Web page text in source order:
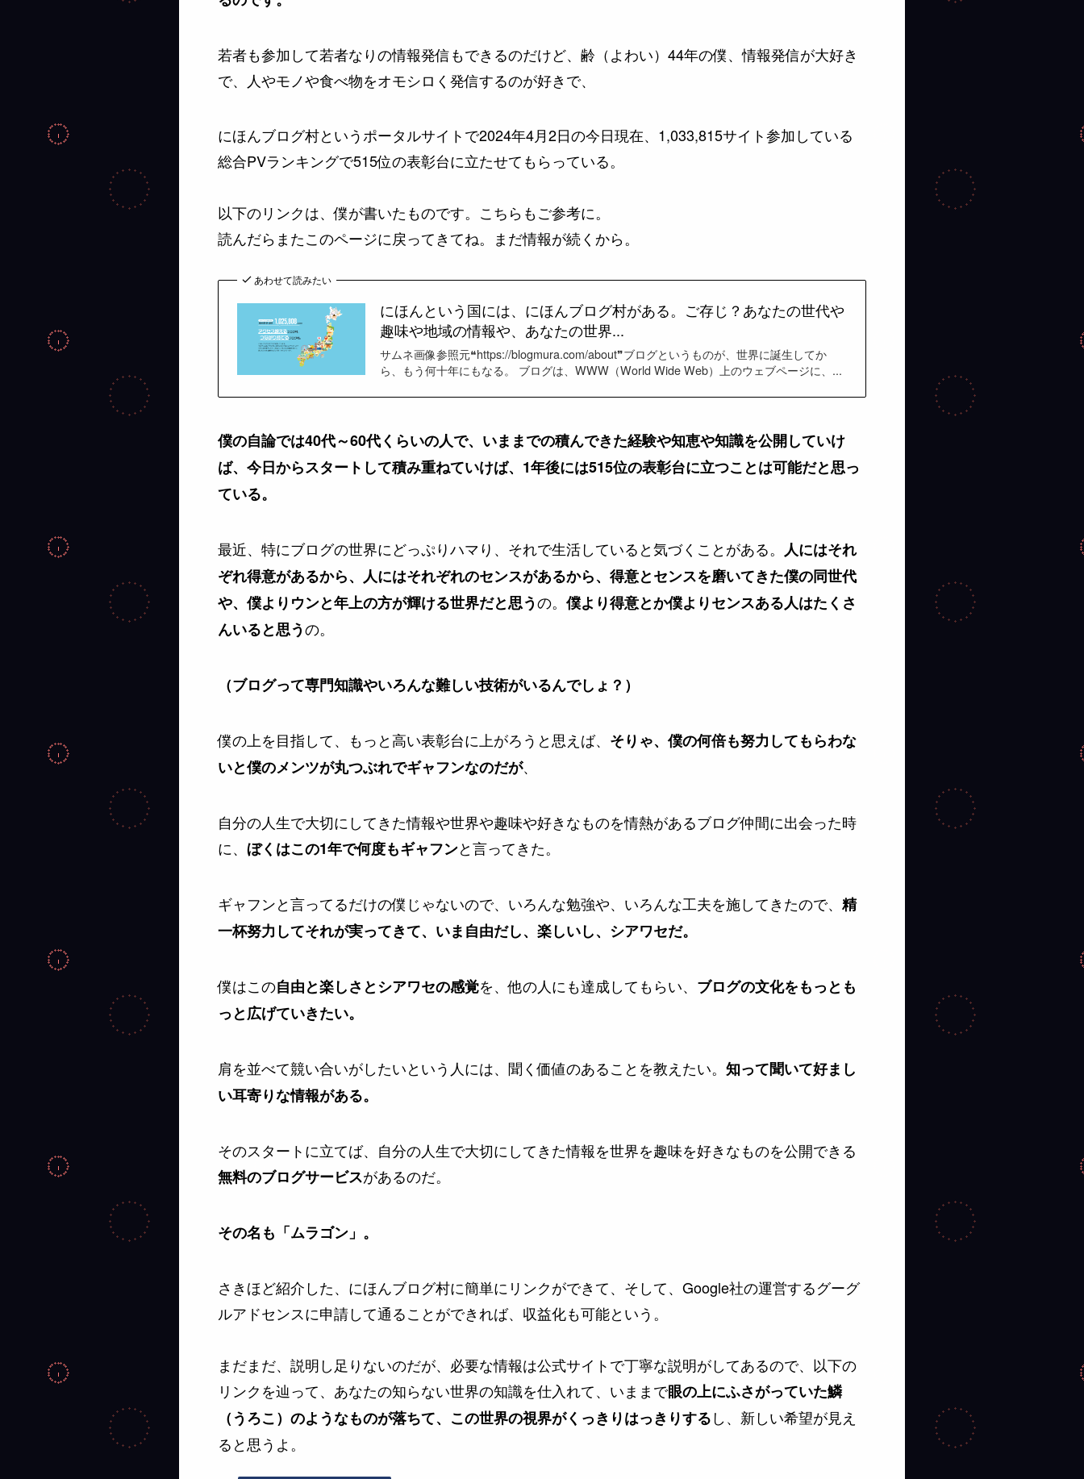
若者も参加して若者なりの情報発信もできるのだけど、齢（よわい）44年の僕、情報発信が大好き
で、人やモノや食べ物をオモシロく発信するのが好きで、
にほんブログ村というポータルサイトで2024年4月2日の今日現在、1,033,815サイト参加している
総合PVランキングで515位の表彰台に立たせてもらっている。
以下のリンクは、僕が書いたものです。こちらもご参考に。
読んだらまたこのページに戻ってきてね。まだ情報が続くから。
あわせて読みたい
にほんという国には、にほんブログ村がある。ご存じ？あなたの世代や
趣味や地域の情報や、あなたの世界...
サムネ画像参照元❝https://blogmura.com/about❞ブログというものが、世界に誕生してか
ら、もう何十年にもなる。 ブログは、WWW（World Wide Web）上のウェブページに、...
僕の自論では40代～60代くらいの人で、いままでの積んできた経験や知恵や知識を公開していけ
ば、今日からスタートして積み重ねていけば、1年後には515位の表彰台に立つことは可能だと思っ
ている。
最近、特にブログの世界にどっぷりハマり、それで生活していると気づくことがある。 人にはそれ
ぞれ得意があるから、人にはそれぞれのセンスがあるから、得意とセンスを磨いてきた僕の同世代
や、僕よりウンと年上の方が輝ける世界だと思うの。 僕より得意とか僕よりセンスある人はたくさ
んいると思うの。
（ブログって専門知識やいろんな難しい技術がいるんでしょ？）
僕の上を目指して、もっと高い表彰台に上がろうと思えば、 そりゃ、僕の何倍も努力してもらわな
いと僕のメンツが丸つぶれでギャフンなのだが、
自分の人生で大切にしてきた情報や世界や趣味や好きなものを情熱があるブログ仲間に出会った時
に、 ぼくはこの1年で何度もギャフンと言ってきた。
ギャフンと言ってるだけの僕じゃないので、いろんな勉強や、いろんな工夫を施してきたので、 精
一杯努力してそれが実ってきて、いま自由だし、楽しいし、シアワセだ。
僕はこの自由と楽しさとシアワセの感覚を、他の人にも達成してもらい、 ブログの文化をもっとも
っと広げていきたい。
肩を並べて競い合いがしたいという人には、聞く価値のあることを教えたい。 知って聞いて好まし
い耳寄りな情報がある。
そのスタートに立てば、自分の人生で大切にしてきた情報を世界を趣味を好きなものを公開できる
無料のブログサービスがあるのだ。
その名も「ムラゴン」。
さきほど紹介した、にほんブログ村に簡単にリンクができて、そして、Google社の運営するグーグ
ルアドセンスに申請して通ることができれば、収益化も可能という。
まだまだ、説明し足りないのだが、必要な情報は公式サイトで丁寧な説明がしてあるので、以下の
リンクを辿って、あなたの知らない世界の知識を仕入れて、いままで眼の上にふさがっていた鱗
（うろこ）のようなものが落ちて、この世界の視界がくっきりはっきりするし、新しい希望が見え
ると思うよ。